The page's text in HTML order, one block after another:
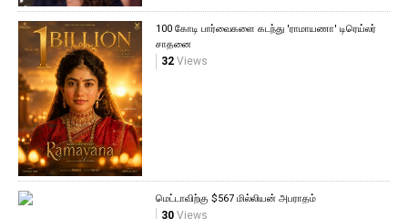
100 கோடி பார்வைகளை கடந்து 'ராமாயணா' டிரெய்லர்
சாதனை
32Views
மெட்டாவிற்கு $567 மில்லியன் அபராதம்
30Views